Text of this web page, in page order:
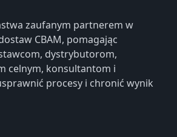
zaufanym partnerem w
CBAM, pomagając
dystrybutorom,
celnym, konsultantom i
procesy i chronić wynik